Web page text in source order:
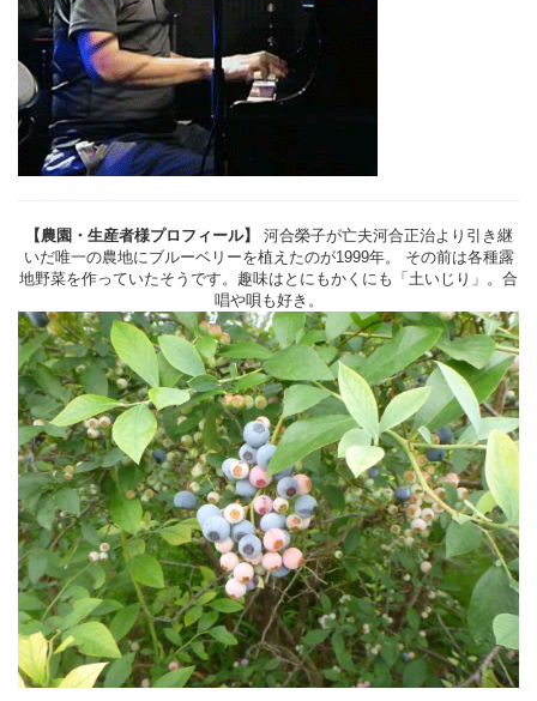
【農園・生産者様プロフィール】 河合榮子が亡夫河合正治より引き継
いだ唯一の農地にブルーベリーを植えたのが1999年。 その前は各種露
地野菜を作っていたそうです。趣味はとにもかくにも「土いじり」。合
唱や唄も好き。